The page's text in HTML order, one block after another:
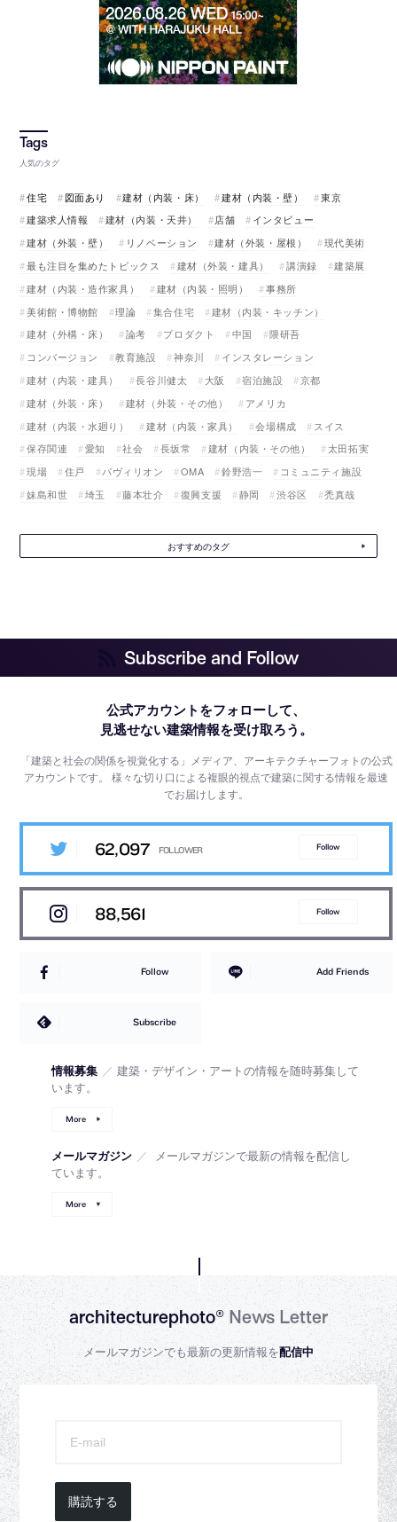
人気のタグ
住宅 図面あり 建材（内装・床） 建材（内装・壁）
東京
建築求人情報
建材（内装・天井） 店舗
インタビュー
建材（外装・壁）
リノベーション 建材（外装・屋根）
現代美術
最も注目を集めたトピックス
建材（外装・建具） 講演録
建築展
建材（内装・造作家具）
建材（内装・照明）
事務所
美術館・博物館
理論 集合住宅
建材（内装・キッチン）
建材（外構・床）
論考 プロダクト 中国
隈研吾
コンバージョン
教育施設 神奈川
インスタレーション
建材（内装・建具）
長谷川健太 大阪 宿泊施設
京都
建材（外装・床）
建材（外装・その他）
アメリカ
建材（内装・水廻り）
建材（内装・家具） 会場構成
スイス
保存関連
愛知 社会 長坂常 建材（内装・その他）
太田拓実
現場
住戸 パヴィリオン OMA 鈴野浩一
コミュニティ施設
妹島和世
埼玉 藤本壮介 復興支援 静岡 渋谷区 禿真哉
おすすめのタグ
Subscribe and Follow
公式アカウントをフォローして、
見逃せない建築情報を受け取ろう。
「建築と社会の関係を視覚化する」メディア、アーキテクチャーフォトの公式
アカウントです。様々な切り口による複眼的視点で建築に関する情報を最速
でお届けします。
62,097 Follow
88,561 Follow
Follow Add Friends
Subscribe
情報募集 ／ 建築・デザイン・アートの情報を随時募集して
います。
More
メールマガジン ／
メールマガジンで最新の情報を配信し
ています。
More
architecturephoto®News Letter
メールマガジンでも最新の更新情報を配信中
購読する